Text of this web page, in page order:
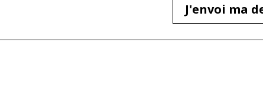
J'envoi ma